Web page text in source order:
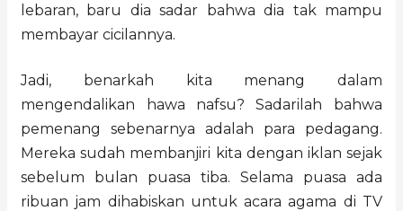
lebaran, baru dia sadar bahwa dia tak mampu
membayar cicilannya.
Jadi, benarkah kita menang dalam
mengendalikan hawa nafsu? Sadarilah bahwa
pemenang sebenarnya adalah para pedagang.
Mereka sudah membanjiri kita dengan iklan sejak
sebelum bulan puasa tiba. Selama puasa ada
ribuan jam dihabiskan untuk acara agama di TV